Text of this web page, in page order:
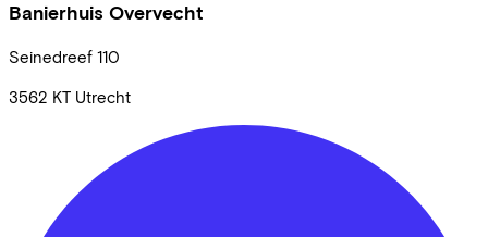
Banierhuis Overvecht
Seinedreef 110
3562 KT Utrecht